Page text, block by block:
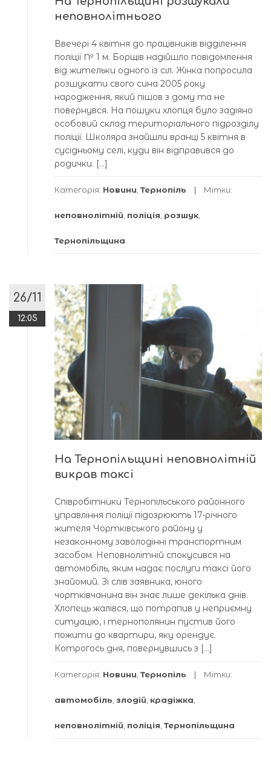
неповнолітнього
Ввечері 4 квітня до працівників відділення
поліції № 1 м. Борщів надійшло повідомлення
від жительки одного із сіл. Жінка попросила
розшукати свого сина 2005 року
народження, який пішов з дому та не
повернувся. На пошуки хлопця було задіяно
особовий склад територіального підрозділу
поліції. Школяра знайшли вранці 5 квітня в
сусідньому селі, куди він відправився до
родички. […]
Категорія: Новини Тернопіль Мітки:
неповнолітній поліція розшук
Тернопільщина
26/11
12:05
На Тернопільщині неповнолітній
викрав таксі
Співробітники Тернопільського районного
управління поліції підозрюють 17-річного
жителя Чортківського району у
незаконному заволодінні транспортним
засобом. Неповнолітній спокусився на
автомобіль, яким надає послуги таксі його
знайомий. Зі слів заявника, юного
чортківчанина він знає лише декілька днів.
Хлопець жалівся, що потрапив у неприємну
ситуацію, і тернополянин пустив його
пожити до квартири, яку орендує.
Котрогось дня, повернувшись з […]
Категорія: Новини, Тернопіль Мітки:
автомобіль, злодій, крадіжка,
неповнолітній, поліція, Тернопільщина